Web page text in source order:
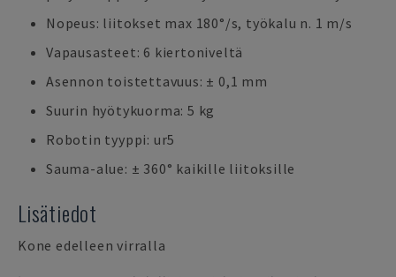
Nopeus: liitokset max 180°/s, työkalu n. 1 m/s
Vapausasteet: 6 kiertoniveltä
Asennon toistettavuus: ± 0,1 mm
Suurin hyötykuorma: 5 kg
Robotin tyyppi: ur5
Sauma-alue: ± 360° kaikille liitoksille
Lisätiedot
Kone edelleen virralla